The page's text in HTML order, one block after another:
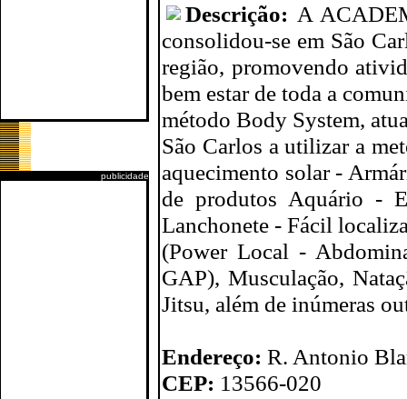
publicidade
Descrição: A
consolidou-se em São
região, promovendo
bem estar de toda a
método Body System,
São Carlos a utilizar a
aquecimento solar -
de produtos Aquário -
Lanchonete - Fácil
(Power Local -
GAP), Musculação,
Jitsu, além de inúmeras
Endereço: R. Antonio
CEP: 13566-020